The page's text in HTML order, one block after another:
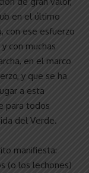
en el último
con ese esfuerzo
con muchas
en el marco
y que se ha
a esta
para todos
del Verde.
manifiesta:
(o los lechones)